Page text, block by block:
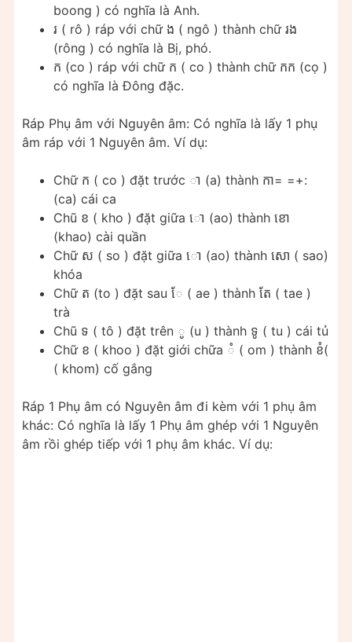
boong ) có nghĩa là Anh.
រ ( rô ) ráp với chữ ង ( ngô ) thành chữ រង
(rông ) có nghĩa là Bị, phó.
ក​ (​co ) ráp với chữ ក ( co ) thành chữ កក (cọ )
có nghĩa là Đông đặc.​
Ráp Phụ âm với Nguyên âm: Có nghĩa là lấy 1 phụ
âm ráp với 1 Nguyên âm. Ví dụ:
Chữ ក ( co ) đặt trước ា​ (a) thành កា​= =+:
(ca) cái ca
Chũ ខ​ ( kho ) đặt giữa ោ (ao) thành ខោ
(khao) cài quần
Chữ ស ( so ) đặt giữa​ ោ (ao) thành សោ ( sao)
khóa
Chữ ត (​to ) đặt sau ែ ( ae ) thành តែ ( tae )
trà
Chũ ទ ( tô ) đặt trên ូ (​u ) thành ទូ ( tu ) cái tủ
Chữ ខ​​ ( khoo ) đặt giới chữa ំ ( om ) thành ខំ​(
( khom) cố gắng
Ráp 1 Phụ âm có Nguyên âm đi kèm với 1 phụ âm
khác: Có nghĩa là lấy 1 Phụ âm ghép với 1 Nguyên
âm rồi ghép tiếp với 1 phụ âm khác. Ví dụ: